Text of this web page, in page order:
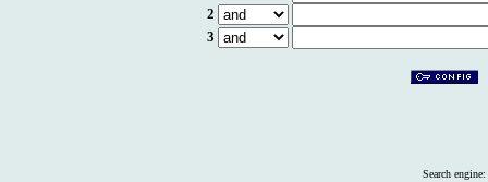
2
3
Search engine: